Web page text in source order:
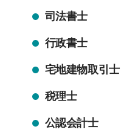
司法書士
行政書士
宅地建物取引士
税理士
公認会計士